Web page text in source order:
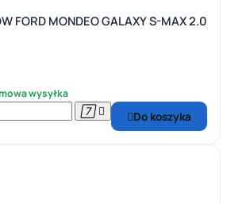
FORD MONDEO GALAXY S-MAX 2.0
wysyłka
  Do koszyka